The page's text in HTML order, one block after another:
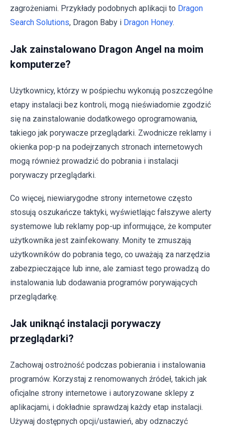
zagrożeniami. Przykłady podobnych aplikacji to Dragon
Search Solutions, Dragon Baby i Dragon Honey.
Jak zainstalowano Dragon Angel na moim
komputerze?
Użytkownicy, którzy w pośpiechu wykonują poszczególne
etapy instalacji bez kontroli, mogą nieświadomie zgodzić
się na zainstalowanie dodatkowego oprogramowania,
takiego jak porywacze przeglądarki. Zwodnicze reklamy i
okienka pop-p na podejrzanych stronach internetowych
mogą również prowadzić do pobrania i instalacji
porywaczy przeglądarki.
Co więcej, niewiarygodne strony internetowe często
stosują oszukańcze taktyki, wyświetlając fałszywe alerty
systemowe lub reklamy pop-up informujące, że komputer
użytkownika jest zainfekowany. Monity te zmuszają
użytkowników do pobrania tego, co uważają za narzędzia
zabezpieczające lub inne, ale zamiast tego prowadzą do
instalowania lub dodawania programów porywających
przeglądarkę.
Jak uniknąć instalacji porywaczy
przeglądarki?
Zachowaj ostrożność podczas pobierania i instalowania
programów. Korzystaj z renomowanych źródeł, takich jak
oficjalne strony internetowe i autoryzowane sklepy z
aplikacjami, i dokładnie sprawdzaj każdy etap instalacji.
Używaj dostępnych opcji/ustawień, aby odznaczyć